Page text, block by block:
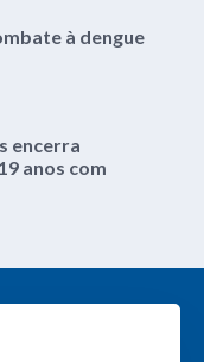
à dengue
encerra
anos com